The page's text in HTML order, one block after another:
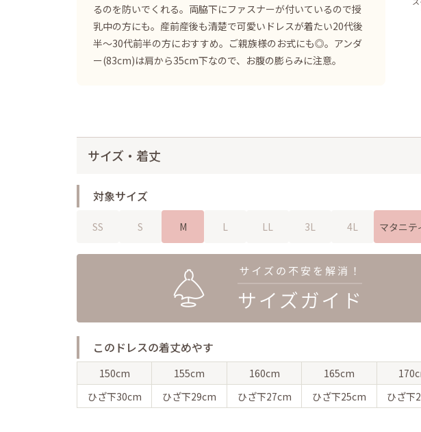
るのを防いでくれる。両脇下にファスナーが付いているので授
乳中の方にも。産前産後も清楚で可愛いドレスが着たい20代後
半～30代前半の方におすすめ。ご親族様のお式にも◎。アンダ
ー(83cm)は肩から35cm下なので、お腹の膨らみに注意。
サイズ・着丈
対象サイズ
SS S M L LL 3L 4L マタニテ
このドレスの着丈めやす
150cm 155cm 160cm 165cm
ひざ下30cm ひざ下29cm ひざ下27cm ひざ下25cm ひざ下